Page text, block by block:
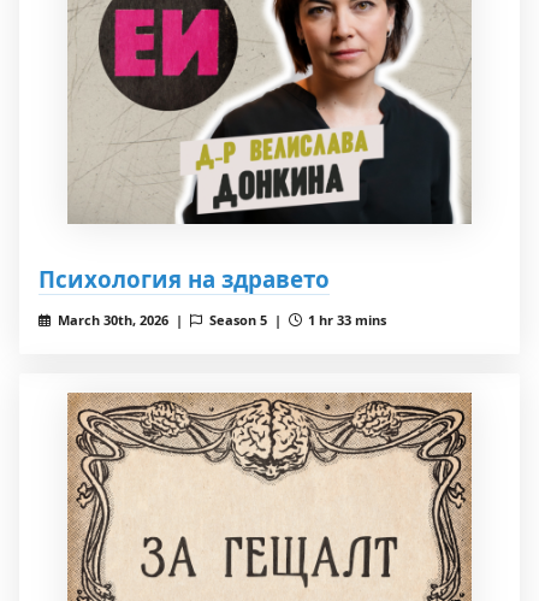
Психология на здравето
March 30th, 2026 | Season 5 | 1 hr 33 mins